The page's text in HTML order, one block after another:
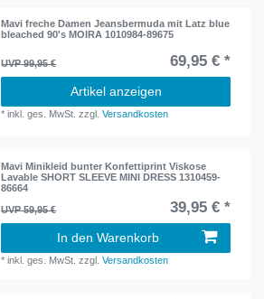
Mavi freche Damen Jeansbermuda mit Latz blue
bleached 90's MOIRA 1010984-89675
UVP 99,95 € 69,95 € *
Artikel anzeigen
*inkl. ges. MwSt. zzgl.Versandkosten
Mavi Minikleid bunter Konfettiprint Viskose
Lavable SHORT SLEEVE MINI DRESS 1310459-
86664
UVP 59,95 €
39,95 € *
In den Warenkorb
*inkl. ges. MwSt. zzgl.Versandkosten